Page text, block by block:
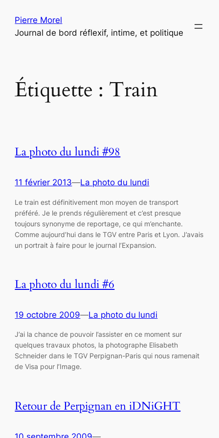
contenu
Pierre Morel
Journal de bord réflexif, intime, et politique
Étiquette : Train
La photo du lundi #98
11 février 2013—La photo du lundi
Le train est définitivement mon moyen de transport
préféré. Je le prends régulièrement et c’est presque
toujours synonyme de reportage, ce qui m’enchante.
Comme aujourd’hui dans le TGV entre Paris et Lyon. J’avais
un portrait à faire pour le journal l’Expansion.
La photo du lundi #6
19 octobre 2009—La photo du lundi
J’ai la chance de pouvoir l’assister en ce moment sur
quelques travaux photos, la photographe Elisabeth
Schneider dans le TGV Perpignan-Paris qui nous ramenait
de Visa pour l’Image.
Retour de Perpignan en iDNiGHT